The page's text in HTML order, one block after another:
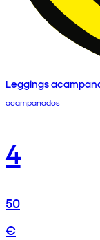
Leggings
acampanados
4
50
€